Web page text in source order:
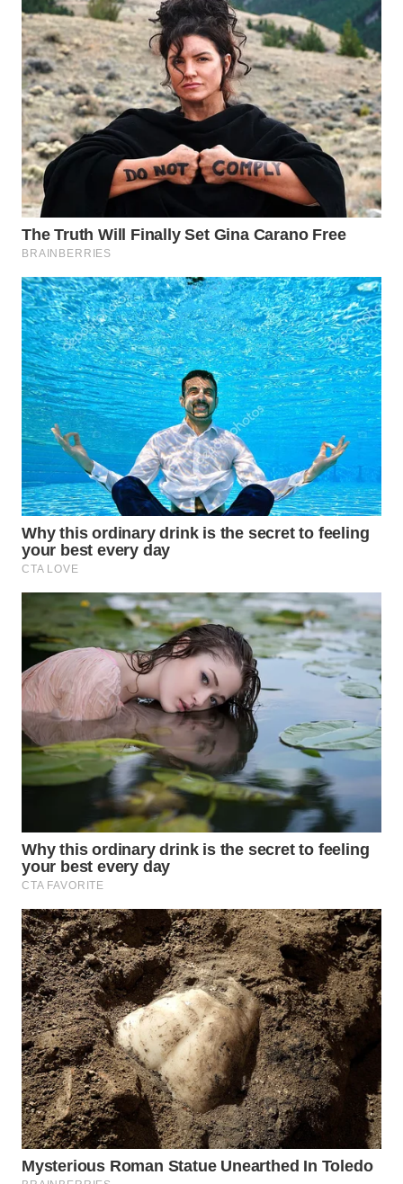
WN
TANJUNG
LESUNG
WN
KARO
SIMALUNGUN
WN
LABUHANBATU
WN
TAPANULI
TENGAH
WN DELI
SERDANG
WN
TEBING
TINGGI
WN
PAKPAK
WN
KARAWANG
WN
BEKASI
BOGOR
WN
TAPANULI
UTARA
WN
SAMOSIR
WN
PADANG
LAWAS
WN
SUMEDANG
WN